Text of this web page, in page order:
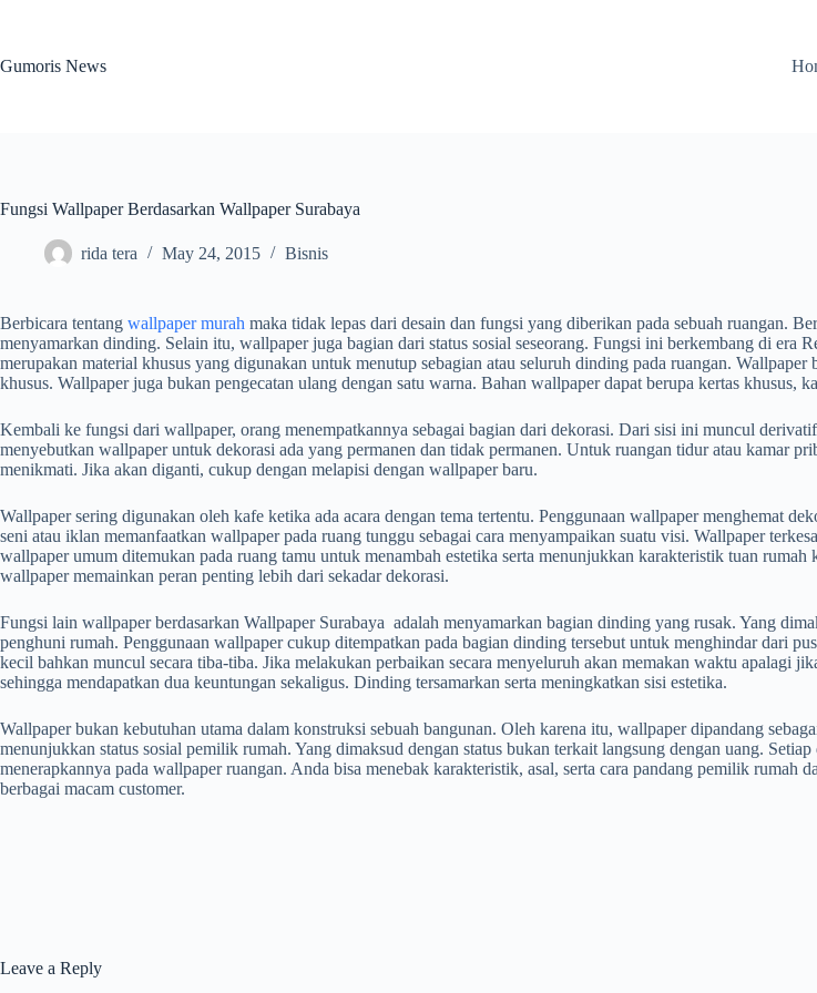
Gumoris News
Fungsi Wallpaper Berdasarkan Wallpaper Surabaya
rida tera May 24, 2015 Bisnis
Berbicara tentang wallpaper murah maka tidak lepas dari desain dan fungsi yang diberikan pada sebuah ruangan.
menyamarkan dinding. Selain itu, wallpaper juga bagian dari status sosial seseorang. Fungsi ini berkembang di era
merupakan material khusus yang digunakan untuk menutup sebagian atau seluruh dinding pada ruangan.
khusus. Wallpaper juga bukan pengecatan ulang dengan satu warna. Bahan wallpaper dapat berupa kertas khusus,
Kembali ke fungsi dari wallpaper, orang menempatkannya sebagai bagian dari dekorasi. Dari sisi ini muncul
menyebutkan wallpaper untuk dekorasi ada yang permanen dan tidak permanen. Untuk ruangan tidur atau kamar
menikmati. Jika akan diganti, cukup dengan melapisi dengan wallpaper baru.
Wallpaper sering digunakan oleh kafe ketika ada acara dengan tema tertentu. Penggunaan wallpaper menghemat
seni atau iklan memanfaatkan wallpaper pada ruang tunggu sebagai cara menyampaikan suatu visi. Wallpaper
wallpaper umum ditemukan pada ruang tamu untuk menambah estetika serta menunjukkan karakteristik tuan
wallpaper memainkan peran penting lebih dari sekadar dekorasi.
Fungsi lain wallpaper berdasarkan Wallpaper Surabaya adalah menyamarkan bagian dinding yang rusak. Yang
penghuni rumah. Penggunaan wallpaper cukup ditempatkan pada bagian dinding tersebut untuk menghindar dari
kecil bahkan muncul secara tiba-tiba. Jika melakukan perbaikan secara menyeluruh akan memakan waktu apalagi
sehingga mendapatkan dua keuntungan sekaligus. Dinding tersamarkan serta meningkatkan sisi estetika.
Wallpaper bukan kebutuhan utama dalam konstruksi sebuah bangunan. Oleh karena itu, wallpaper dipandang
menunjukkan status sosial pemilik rumah. Yang dimaksud dengan status bukan terkait langsung dengan uang.
menerapkannya pada wallpaper ruangan. Anda bisa menebak karakteristik, asal, serta cara pandang pemilik
berbagai macam customer.
Leave a Reply